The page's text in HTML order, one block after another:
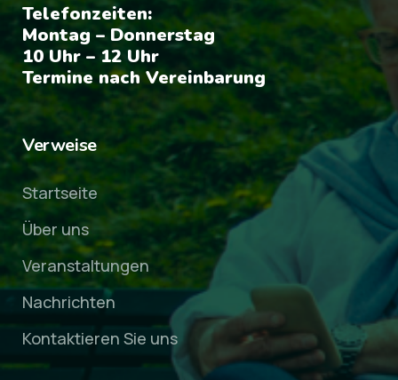
Telefonzeiten:
Montag – Donnerstag
10 Uhr – 12 Uhr
Termine nach Vereinbarung
Verweise
Startseite
Über uns
Veranstaltungen
Nachrichten
Kontaktieren Sie uns